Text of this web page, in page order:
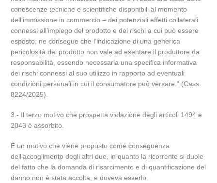
conoscenze tecniche e scientifiche disponibili al momento
dell’immissione in commercio – dei potenziali effetti collaterali
connessi all’impiego del prodotto e dei rischi a cui può essere
esposto; ne consegue che l’indicazione di una generica
pericolosità del prodotto non vale ad esentare il produttore da
responsabilità, essendo necessaria una specifica informativa
dei rischi connessi al suo utilizzo in rapporto ad eventuali
condizioni personali in cui il consumatore può versare.” (Cass.
8224/2025).
3.- Il terzo motivo che prospetta violazione degli articoli 1494 e
2043 è assorbito.
È un motivo che viene proposto come conseguenza
dell’accoglimento degli altri due, in quanto la ricorrente si duole
del fatto che la domanda di risarcimento e di quantificazione del
danno non è stata accolta, e doveva esserlo.